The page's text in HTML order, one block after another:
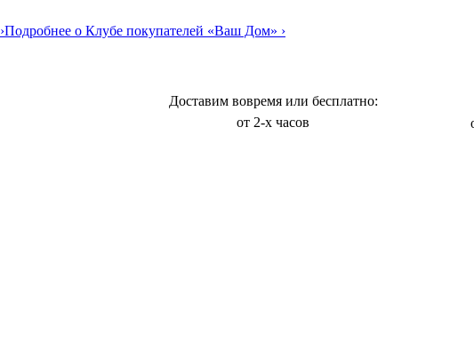
›Подробнее о Клубе покупателей «Ваш Дом» ›
Доставим вовремя или бесплатно:
от 2-х часов